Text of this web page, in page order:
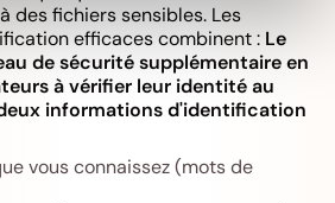
des fichiers sensibles. Les
efficaces combinent : Le
de sécurité supplémentaire en
à vérifier leur identité au
informations d'identification
vous connaissez (mots de